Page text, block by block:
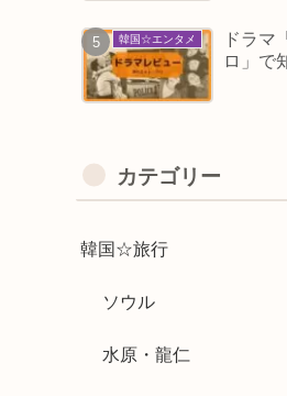
韓国☆エンタメ
ドラマ
ロ」で
カテゴリー
韓国☆旅行
ソウル
水原・龍仁